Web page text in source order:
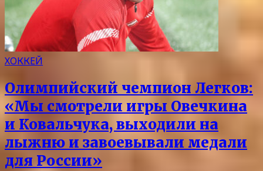
ХОККЕЙ
Олимпийский чемпион Легков:
«Мы смотрели игры Овечкина
и Ковальчука, выходили на
лыжню и завоевывали медали
для России»